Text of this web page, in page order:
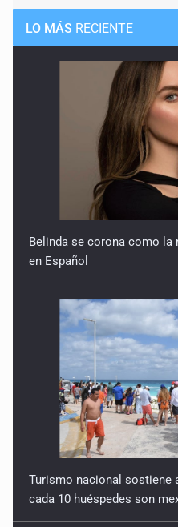
LO MÁS RECIENTE
Turismo nacional sostiene
cada 10 huéspedes son
Día Internacional del Gato:
conquistó nuestros hogares